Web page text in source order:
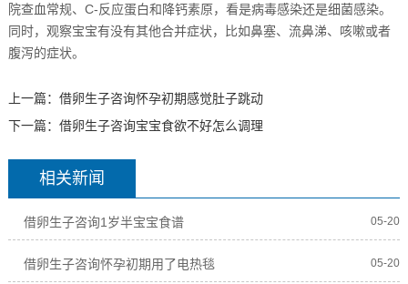
院查血常规、C-反应蛋白和降钙素原，看是病毒感染还是细菌感染。
同时，观察宝宝有没有其他合并症状，比如鼻塞、流鼻涕、咳嗽或者
腹泻的症状。
上一篇： 借卵生子咨询怀孕初期感觉肚子跳动
下一篇： 借卵生子咨询宝宝食欲不好怎么调理
相关新闻
借卵生子咨询1岁半宝宝食谱 05-20
借卵生子咨询怀孕初期用了电热毯 05-20